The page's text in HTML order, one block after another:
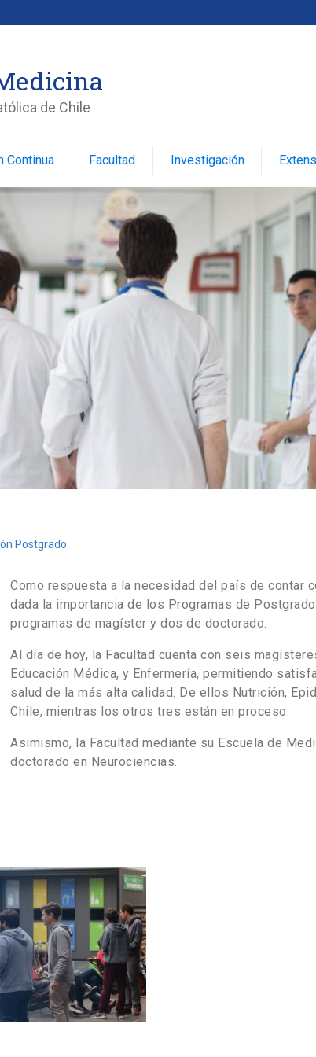
de Chile
Continua Facultad Investigación
Postgrado
Como respuesta a la necesidad del país de contar
dada la importancia de los Programas de
programas de magíster y dos de doctorado.
Al día de hoy, la Facultad cuenta con seis
Educación Médica, y Enfermería, permitiendo
salud de la más alta calidad. De ellos Nutrición,
Chile, mientras los otros tres están en proceso.
Asimismo, la Facultad mediante su Escuela de
doctorado en Neurociencias.